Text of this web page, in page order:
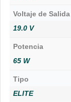
Voltaje de Salida
19.0 V
Potencia
65 W
Tipo
ELITE